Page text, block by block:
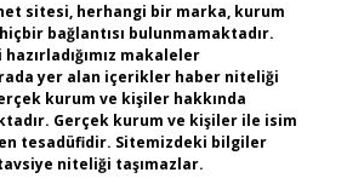
sitesi, herhangi bir marka, kurum
bağlantısı bulunmamaktadır.
makaleler
yer alan içerikler haber niteliği
kurum ve kişiler hakkında
Gerçek kurum ve kişiler ile isim
tesadüfidir. Sitemizdeki bilgiler
niteliği taşımazlar.